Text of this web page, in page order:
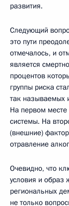
развития.
Следующий
это пути
отмечалось, и
является
процентов
группы риска
так называемых
На первом месте
системы. На
(внешние)
отравление
Очевидно, что
условия и образ
региональных
не только